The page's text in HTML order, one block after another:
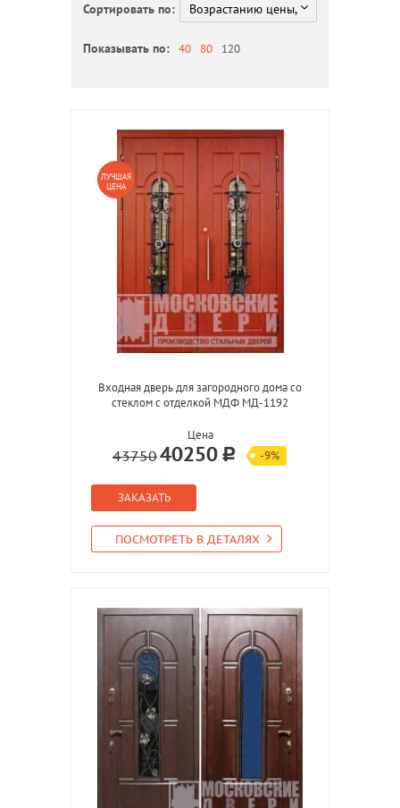
Сортировать по:
Показывать по: 40 80 120
ЛУЧШАЯ
ЦЕНА
Входная дверь для загородного дома со
стеклом с отделкой МДФ МД-1192
Цена
4375040250 -9%
ЗАКАЗАТЬ
ПОСМОТРЕТЬ В ДЕТАЛЯХ